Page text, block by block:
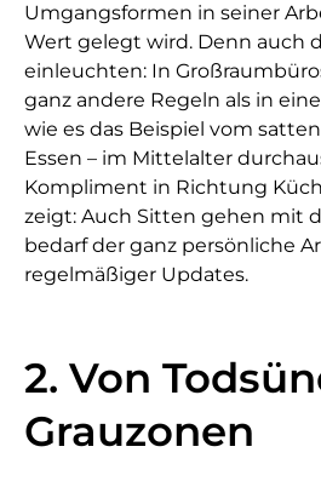
Umgangsformen in seiner
Wert gelegt wird. Denn auch
einleuchten: In
ganz andere Regeln als in
wie es das Beispiel vom
Essen – im Mittelalter
Kompliment in Richtung
zeigt: Auch Sitten gehen mit
bedarf der ganz persönliche
regelmäßiger Updates.
2. Von
Grauzonen